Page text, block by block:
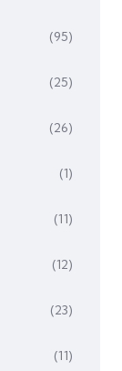
(95)
(25)
(26)
(1)
(11)
(12)
(23)
(11)